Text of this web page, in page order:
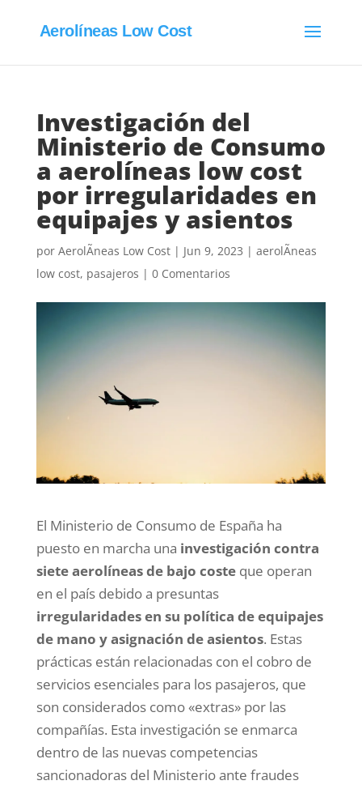
Aerolíneas Low Cost
Investigación del
Ministerio de Consumo
a aerolíneas low cost
por irregularidades en
equipajes y asientos
por AerolÃ­neas Low Cost| Jun 9, 2023 | aerolÃ­neas
low cost, pasajeros | 0 Comentarios
El Ministerio de Consumo de España ha
puesto en marcha una investigación contra
siete aerolíneas de bajo costeque operan
en el país debido a presuntas
irregularidades en su política de equipajes
de mano y asignación de asientos. Estas
prácticas están relacionadas con el cobro de
servicios esenciales para los pasajeros, que
son considerados como «extras» por las
compañías. Esta investigación se enmarca
dentro de las nuevas competencias
sancionadoras del Ministerio ante fraudes